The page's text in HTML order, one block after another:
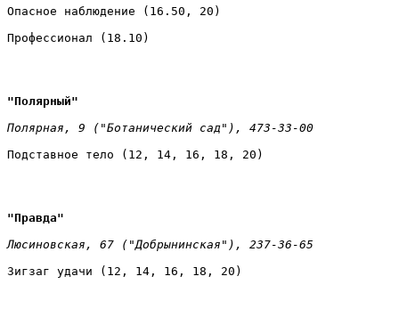
Опасное наблюдение (16.50, 20)
Профессионал (18.10)
"Полярный"
Полярная, 9 ("Ботанический сад"), 473-33-00
Подставное тело (12, 14, 16, 18, 20)
"Правда"
Люсиновская, 67 ("Добрынинская"), 237-36-65
Зигзаг удачи (12, 14, 16, 18, 20)